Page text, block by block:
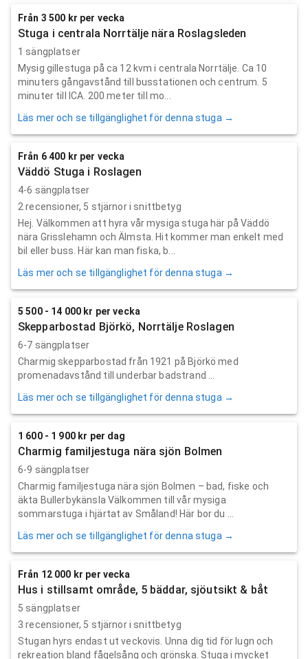
Från 3 500 kr per vecka
Stuga i centrala Norrtälje nära Roslagsleden
1 sängplatser
Mysig gillestuga på ca 12 kvm i centrala Norrtälje. Ca 10
minuters gångavstånd till busstationen och centrum. 5
minuter till ICA. 200 meter till mo...
Läs mer och se tillgänglighet för denna stuga →
Från 6 400 kr per vecka
Väddö Stuga i Roslagen
4-6 sängplatser
2 recensioner, 5 stjärnor i snittbetyg
Hej. Välkommen att hyra vår mysiga stuga här på Väddö
nära Grisslehamn och Älmsta. Hit kommer man enkelt med
bil eller buss. Här kan man fiska, b...
Läs mer och se tillgänglighet för denna stuga →
5 500 - 14 000 kr per vecka
Skepparbostad Björkö, Norrtälje Roslagen
6-7 sängplatser
Charmig skepparbostad från 1921 på Björkö med
promenadavstånd till underbar badstrand ...
Läs mer och se tillgänglighet för denna stuga →
1 600 - 1 900 kr per dag
Charmig familjestuga nära sjön Bolmen
6-9 sängplatser
Charmig familjestuga nära sjön Bolmen – bad, fiske och
äkta Bullerbykänsla Välkommen till vår mysiga
sommarstuga i hjärtat av Småland! Här bor du ...
Läs mer och se tillgänglighet för denna stuga →
Från 12 000 kr per vecka
Hus i stillsamt område, 5 bäddar, sjöutsikt & båt
5 sängplatser
3 recensioner, 5 stjärnor i snittbetyg
Stugan hyrs endast ut veckovis. Unna dig tid för lugn och
rekreation bland fågelsång och grönska. Stuga i mycket